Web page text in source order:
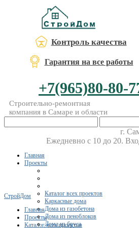
Контроль качества
Гарантия на все работы
+7(965)80-80-
Строительно-ремонтная
компания в Самаре и области
г.
Ежедневно с 10 до 20.
Главная
Проекты
Каталог всех проектов
Каркасные дома
Дома из газобетона
Дома из пеноблоков
Дома из бруса
СтройДом
Главная
Проекты
Каталог всех проектов